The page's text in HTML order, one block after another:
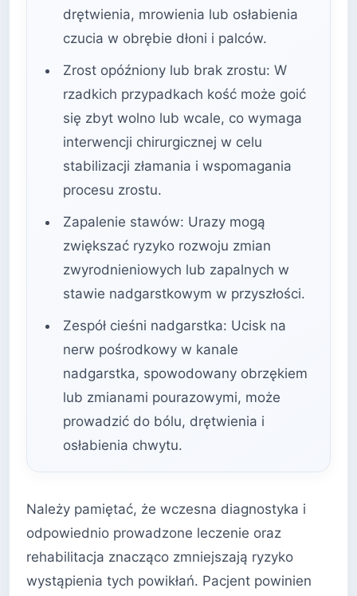
drętwienia, mrowienia lub osłabienia
czucia w obrębie dłoni i palców.
Zrost opóźniony lub brak zrostu: W
rzadkich przypadkach kość może goić
się zbyt wolno lub wcale, co wymaga
interwencji chirurgicznej w celu
stabilizacji złamania i wspomagania
procesu zrostu.
Zapalenie stawów: Urazy mogą
zwiększać ryzyko rozwoju zmian
zwyrodnieniowych lub zapalnych w
stawie nadgarstkowym w przyszłości.
Zespół cieśni nadgarstka: Ucisk na
nerw pośrodkowy w kanale
nadgarstka, spowodowany obrzękiem
lub zmianami pourazowymi, może
prowadzić do bólu, drętwienia i
osłabienia chwytu.
Należy pamiętać, że wczesna diagnostyka i
odpowiednio prowadzone leczenie oraz
rehabilitacja znacząco zmniejszają ryzyko
wystąpienia tych powikłań. Pacjent powinien